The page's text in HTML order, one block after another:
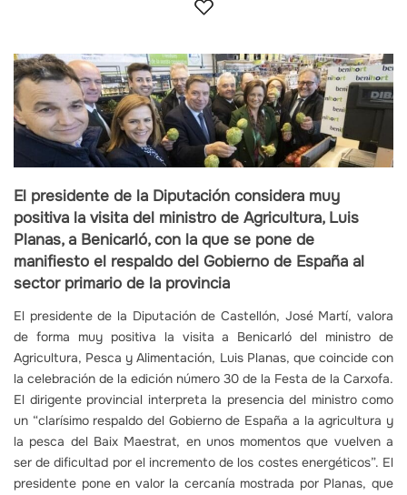
El presidente de la Diputación considera muy
positiva la visita del ministro de Agricultura, Luis
Planas, a Benicarló, con la que se pone de
manifiesto el respaldo del Gobierno de España al
sector primario de la provincia
El presidente de la Diputación de Castellón, José Martí, valora
de forma muy positiva la visita a Benicarló del ministro de
Agricultura, Pesca y Alimentación, Luis Planas, que coincide con
la celebración de la edición número 30 de la Festa de la Carxofa.
El dirigente provincial interpreta la presencia del ministro como
un “clarísimo respaldo del Gobierno de España a la agricultura y
la pesca del Baix Maestrat, en unos momentos que vuelven a
ser de dificultad por el incremento de los costes energéticos”. El
presidente pone en valor la cercanía mostrada por Planas, que